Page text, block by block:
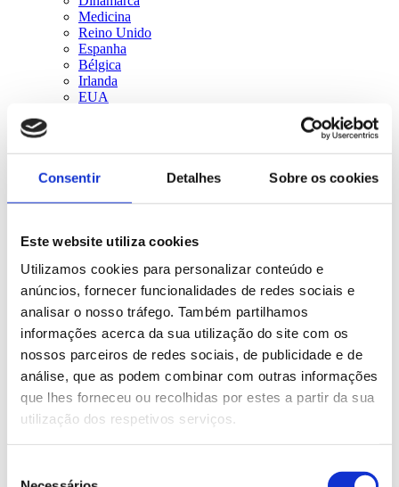
Consentir Detalhes Sobre os cookies
Este website utiliza cookies
Utilizamos cookies para personalizar conteúdo e
anúncios, fornecer funcionalidades de redes sociais e
analisar o nosso tráfego. Também partilhamos
informações acerca da sua utilização do site com os
nossos parceiros de redes sociais, de publicidade e de
análise, que as podem combinar com outras informações
que lhes forneceu ou recolhidas por estes a partir da sua
utilização dos respetivos serviços.
Medicina
Reino Unido
Espanha
Bélgica
Irlanda
EUA